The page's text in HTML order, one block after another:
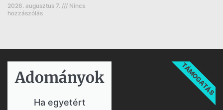
2026. augusztus 7.
Nincs
hozzászólás
Adományok​
Ha egyetért
TÁMOGATÁS